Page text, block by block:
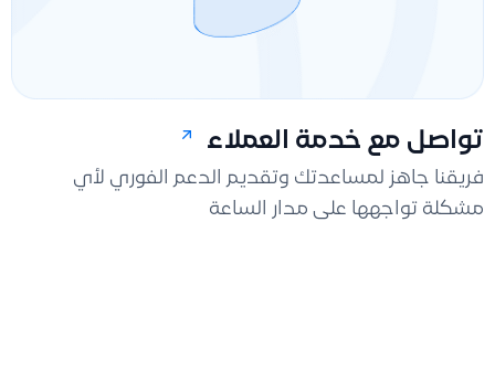
تواصل مع خدمة العملاء
فريقنا جاهز لمساعدتك وتقديم الدعم الفوري لأي
مشكلة تواجهها على مدار الساعة